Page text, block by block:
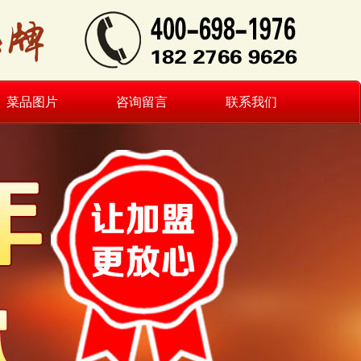
菜品图片 咨询留言 联系我们